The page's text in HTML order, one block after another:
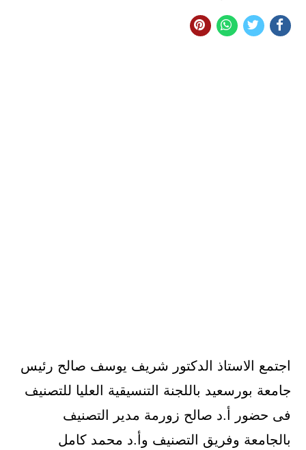
اجتمع الاستاذ الدكتور شريف يوسف صالح رئيس
جامعة بورسعيد باللجنة التنسيقية العليا للتصنيف
فى حضور أ.د صالح زورمة مدير التصنيف
بالجامعة وفريق التصنيف وأ.د محمد كامل